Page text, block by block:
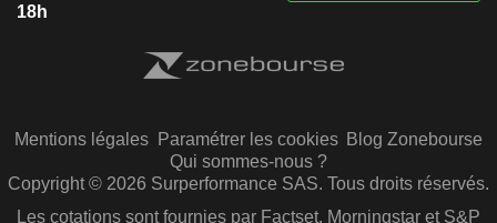
18h
Mentions légales Paramétrer les cookies Blog Zonebourse
Qui sommes-nous ?
Copyright © 2026 Surperformance SAS. Tous droits réservés.
Les cotations sont fournies par Factset, Morningstar et S&P